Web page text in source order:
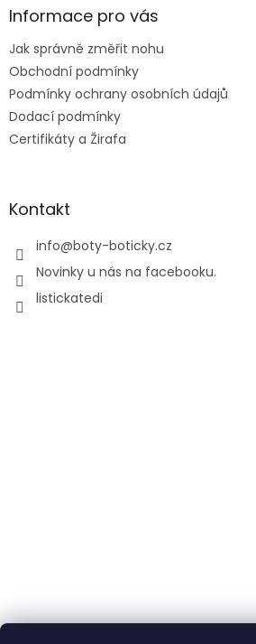
aInformace pro vás
Jak správně změřit nohu
Obchodní podmínky
Podmínky ochrany osobních údajů
Dodací podmínky
Certifikáty a Žirafa
Kontakt
info@boty-boticky.cz
Novinky u nás na facebooku.
listickatedi